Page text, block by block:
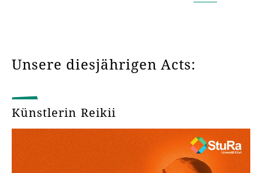
Unsere diesjährigen Acts:
Künstlerin Reikii